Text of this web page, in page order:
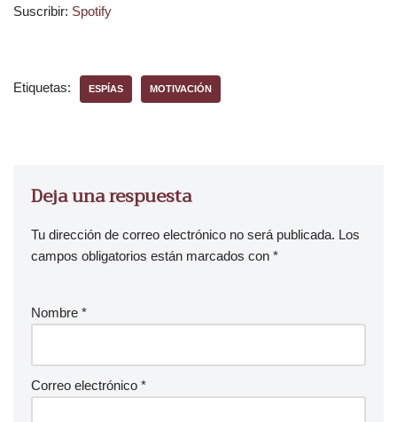
d
o
Suscribir: Spotify
Etiquetas: ESPÍAS MOTIVACIÓN
Deja una respuesta
Tu dirección de correo electrónico no será publicada. Los
campos obligatorios están marcados con *
Nombre *
Correo electrónico *